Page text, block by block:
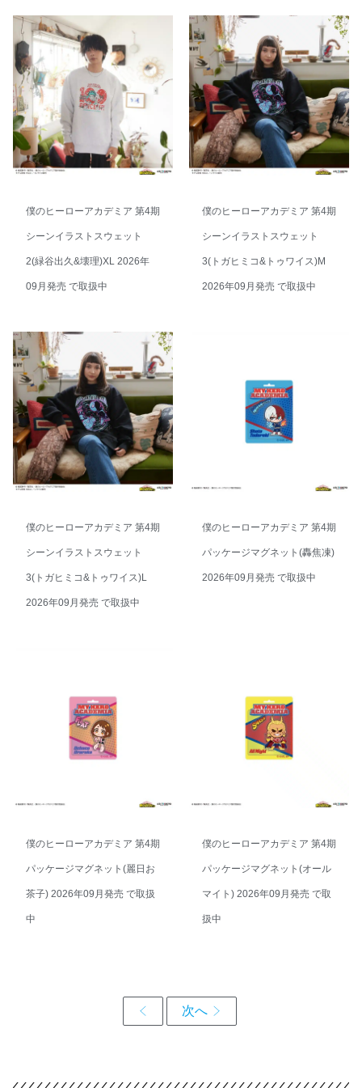
僕のヒーローアカデミア 第4期
シーンイラストスウェット
2(緑谷出久&壊理)XL 2026年
09月発売 で取扱中
僕のヒーローアカデミア 第4期
シーンイラストスウェット
3(トガヒミコ&トゥワイス)M
2026年09月発売 で取扱中
僕のヒーローアカデミア 第4期
シーンイラストスウェット
3(トガヒミコ&トゥワイス)L
2026年09月発売 で取扱中
僕のヒーローアカデミア 第4期
パッケージマグネット(轟焦凍)
2026年09月発売 で取扱中
僕のヒーローアカデミア 第4期
パッケージマグネット(麗日お
茶子) 2026年09月発売 で取扱
中
僕のヒーローアカデミア 第4期
パッケージマグネット(オール
マイト) 2026年09月発売 で取
扱中